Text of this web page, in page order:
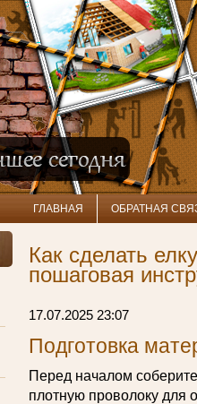
ГЛАВНАЯ ОБРАТНАЯ
Как сделать
пошаговая
17.07.2025 23:07
Подготовка
Перед началом
плотную проволоку для